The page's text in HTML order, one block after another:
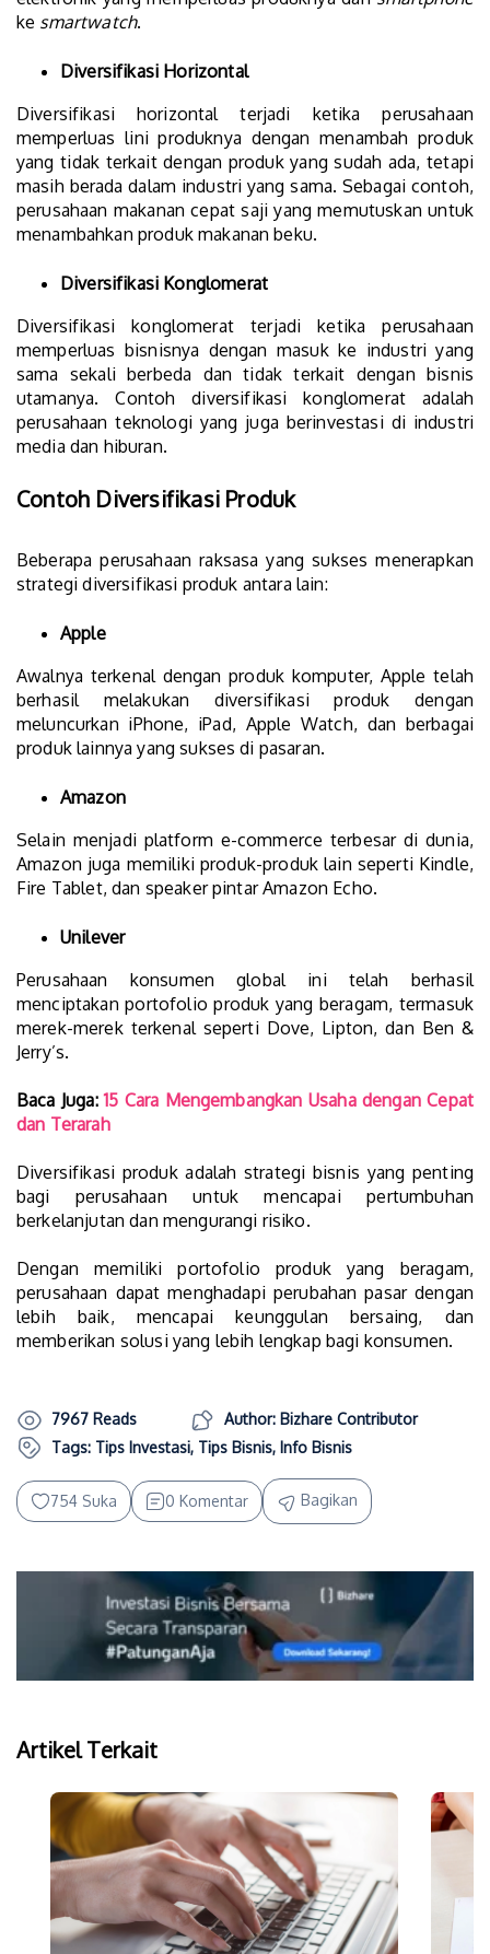
ke smartwatch.
Diversifikasi Horizontal
Diversifikasi horizontal terjadi ketika perusahaan
memperluas lini produknya dengan menambah produk
yang tidak terkait dengan produk yang sudah ada, tetapi
masih berada dalam industri yang sama. Sebagai contoh,
perusahaan makanan cepat saji yang memutuskan untuk
menambahkan produk makanan beku.
Diversifikasi Konglomerat
Diversifikasi konglomerat terjadi ketika perusahaan
memperluas bisnisnya dengan masuk ke industri yang
sama sekali berbeda dan tidak terkait dengan bisnis
utamanya. Contoh diversifikasi konglomerat adalah
perusahaan teknologi yang juga berinvestasi di industri
media dan hiburan.
Contoh Diversifikasi Produk
Beberapa perusahaan raksasa yang sukses menerapkan
strategi diversifikasi produk antara lain:
Apple
Awalnya terkenal dengan produk komputer, Apple telah
berhasil melakukan diversifikasi produk dengan
meluncurkan iPhone, iPad, Apple Watch, dan berbagai
produk lainnya yang sukses di pasaran.
Amazon
Selain menjadi platform e-commerce terbesar di dunia,
Amazon juga memiliki produk-produk lain seperti Kindle,
Fire Tablet, dan speaker pintar Amazon Echo.
Unilever
Perusahaan konsumen global ini telah berhasil
menciptakan portofolio produk yang beragam, termasuk
merek-merek terkenal seperti Dove, Lipton, dan Ben &
Jerry’s.
Baca Juga:15 Cara Mengembangkan Usaha dengan Cepat
dan Terarah
Diversifikasi produk adalah strategi bisnis yang penting
bagi perusahaan untuk mencapai pertumbuhan
berkelanjutan dan mengurangi risiko.
Dengan memiliki portofolio produk yang beragam,
perusahaan dapat menghadapi perubahan pasar dengan
lebih baik, mencapai keunggulan bersaing, dan
memberikan solusi yang lebih lengkap bagi konsumen.
7967 Reads
Author: Bizhare Contributor
Tags: Tips Investasi, Tips Bisnis, Info Bisnis
754 Suka 0 Komentar Bagikan
Artikel Terkait